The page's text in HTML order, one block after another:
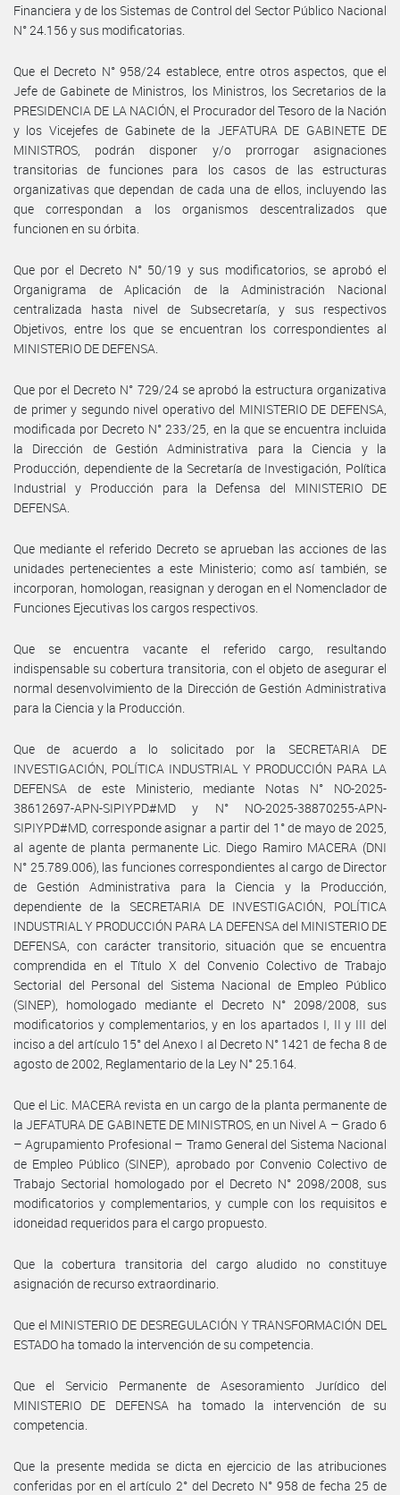
Financiera y de los Sistemas de Control del Sector Público Nacional
N° 24.156 y sus modificatorias.
Que el Decreto N° 958/24 establece, entre otros aspectos, que el
Jefe de Gabinete de Ministros, los Ministros, los Secretarios de la
PRESIDENCIA DE LA NACIÓN, el Procurador del Tesoro de la Nación
y los Vicejefes de Gabinete de la JEFATURA DE GABINETE DE
MINISTROS, podrán disponer y/o prorrogar asignaciones
transitorias de funciones para los casos de las estructuras
organizativas que dependan de cada una de ellos, incluyendo las
que correspondan a los organismos descentralizados que
funcionen en su órbita.
Que por el Decreto N° 50/19 y sus modificatorios, se aprobó el
Organigrama de Aplicación de la Administración Nacional
centralizada hasta nivel de Subsecretaría, y sus respectivos
Objetivos, entre los que se encuentran los correspondientes al
MINISTERIO DE DEFENSA.
Que por el Decreto N° 729/24 se aprobó la estructura organizativa
de primer y segundo nivel operativo del MINISTERIO DE DEFENSA,
modificada por Decreto N° 233/25, en la que se encuentra incluida
la Dirección de Gestión Administrativa para la Ciencia y la
Producción, dependiente de la Secretaría de Investigación, Política
Industrial y Producción para la Defensa del MINISTERIO DE
DEFENSA.
Que mediante el referido Decreto se aprueban las acciones de las
unidades pertenecientes a este Ministerio; como así también, se
incorporan, homologan, reasignan y derogan en el Nomenclador de
Funciones Ejecutivas los cargos respectivos.
Que se encuentra vacante el referido cargo, resultando
indispensable su cobertura transitoria, con el objeto de asegurar el
normal desenvolvimiento de la Dirección de Gestión Administrativa
para la Ciencia y la Producción.
Que de acuerdo a lo solicitado por la SECRETARIA DE
INVESTIGACIÓN, POLÍTICA INDUSTRIAL Y PRODUCCIÓN PARA LA
DEFENSA de este Ministerio, mediante Notas N° NO-2025-
38612697-APN-SIPIYPD#MD y N° NO-2025-38870255-APN-
SIPIYPD#MD, corresponde asignar a partir del 1° de mayo de 2025,
al agente de planta permanente Lic. Diego Ramiro MACERA (DNI
N° 25.789.006), las funciones correspondientes al cargo de Director
de Gestión Administrativa para la Ciencia y la Producción,
dependiente de la SECRETARIA DE INVESTIGACIÓN, POLÍTICA
INDUSTRIAL Y PRODUCCIÓN PARA LA DEFENSA del MINISTERIO DE
DEFENSA, con carácter transitorio, situación que se encuentra
comprendida en el Título X del Convenio Colectivo de Trabajo
Sectorial del Personal del Sistema Nacional de Empleo Público
(SINEP), homologado mediante el Decreto N° 2098/2008, sus
modificatorios y complementarios, y en los apartados I, II y III del
inciso a del artículo 15° del Anexo I al Decreto N° 1421 de fecha 8 de
agosto de 2002, Reglamentario de la Ley N° 25.164.
Que el Lic. MACERA revista en un cargo de la planta permanente de
la JEFATURA DE GABINETE DE MINISTROS, en un Nivel A – Grado 6
– Agrupamiento Profesional – Tramo General del Sistema Nacional
de Empleo Público (SINEP), aprobado por Convenio Colectivo de
Trabajo Sectorial homologado por el Decreto N° 2098/2008, sus
modificatorios y complementarios, y cumple con los requisitos e
idoneidad requeridos para el cargo propuesto.
Que la cobertura transitoria del cargo aludido no constituye
asignación de recurso extraordinario.
Que el MINISTERIO DE DESREGULACIÓN Y TRANSFORMACIÓN DEL
ESTADO ha tomado la intervención de su competencia.
Que el Servicio Permanente de Asesoramiento Jurídico del
MINISTERIO DE DEFENSA ha tomado la intervención de su
competencia.
Que la presente medida se dicta en ejercicio de las atribuciones
conferidas por en el artículo 2° del Decreto N° 958 de fecha 25 de